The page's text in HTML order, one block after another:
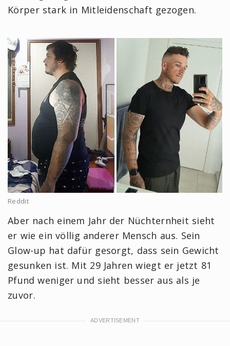
Körper stark in Mitleidenschaft gezogen.
Reddit
Aber nach einem Jahr der Nüchternheit sieht
er wie ein völlig anderer Mensch aus. Sein
Glow-up hat dafür gesorgt, dass sein Gewicht
gesunken ist. Mit 29 Jahren wiegt er jetzt 81
Pfund weniger und sieht besser aus als je
zuvor.